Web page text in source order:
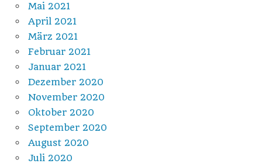
Mai 2021
April 2021
März 2021
Februar 2021
Januar 2021
Dezember 2020
November 2020
Oktober 2020
September 2020
August 2020
Juli 2020